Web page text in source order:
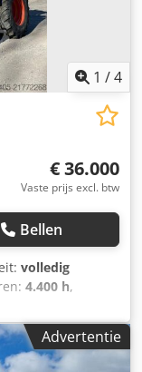
1 /4
€ 36.000
Vaste prijs excl. btw
Bellen
volledig
4.400 h,
, Uitrusting:
FL80
Advertentie